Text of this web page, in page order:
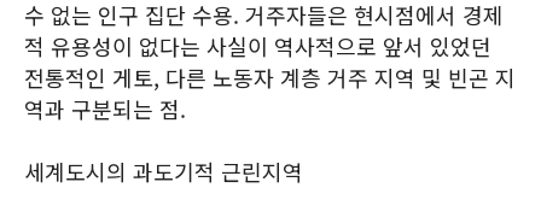
수 없는 인구 집단 수용. 거주자들은 현시점에서 경제
적 유용성이 없다는 사실이 역사적으로 앞서 있었던
전통적인 게토, 다른 노동자 계층 거주 지역 및 빈곤 지
역과 구분되는 점.
세계도시의 과도기적 근린지역